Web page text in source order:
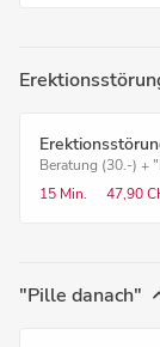
Beratung (30.-) +
15 Min.
47,90
"Pille danach"